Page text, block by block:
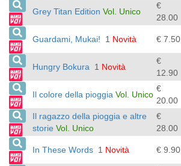
Grey Titan Edition Vol. Unico
€
28.00
Guardami, Mukai! 1 Novità € 7.50
Hungry Bokura 1 Novità
€
12.90
Il colore della pioggia Vol. Unico
€
20.00
Il ragazzo della pioggia e altre
storie Vol. Unico
€
28.00
In These Words 1 Novità € 9.90